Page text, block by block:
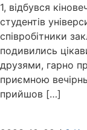
1, відбувся
студентів
співробітники
подивились
друзями, гарно
приємною
прийшов […]